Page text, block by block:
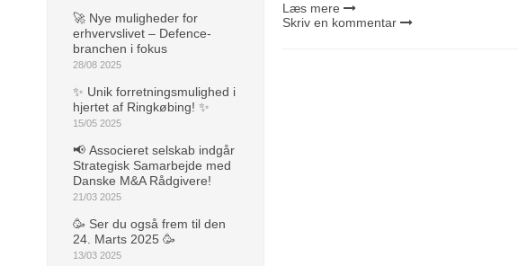
🚀 Nye muligheder for
erhvervslivet – Defence-
branchen i fokus
28/08 2025
✨ Unik forretningsmulighed i
hjertet af Ringkøbing! ✨
15/05 2025
📢 Associeret selskab indgår
Strategisk Samarbejde med
Danske M&A Rådgivere!
21/03 2025
🥳 Ser du også frem til den
24. Marts 2025 🥳
13/03 2025
Læs mere
Skriv en kommentar